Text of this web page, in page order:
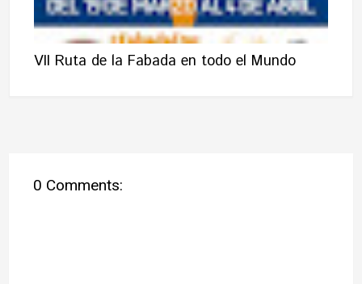
VII Ruta de la Fabada en todo el Mundo
0 Comments: